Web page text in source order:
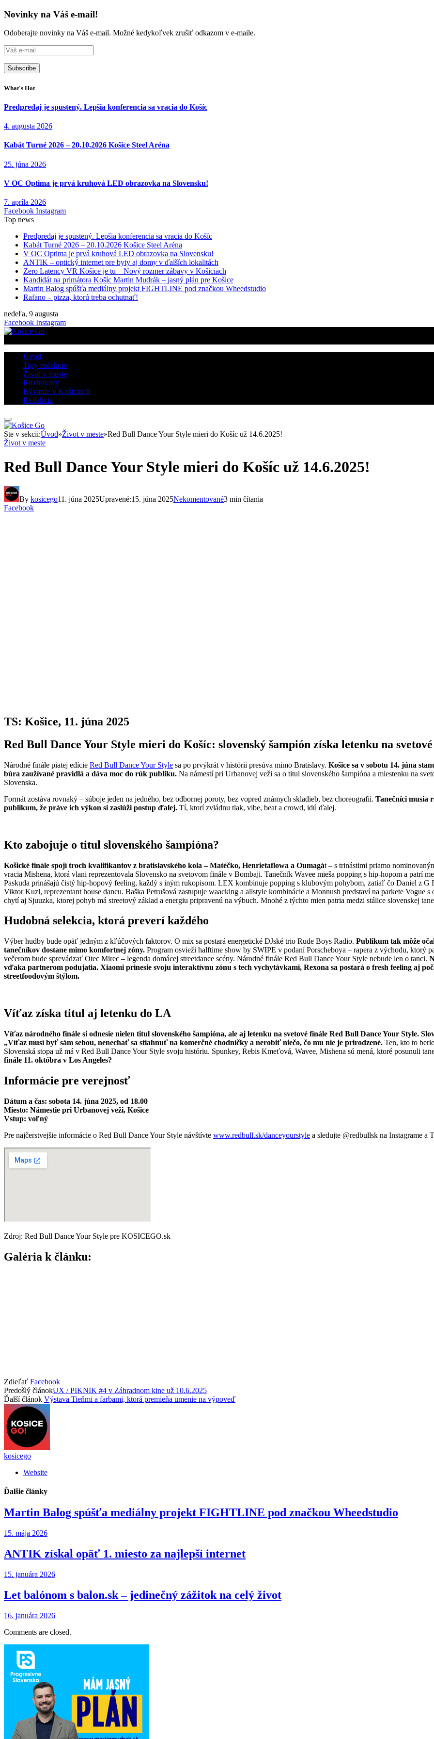
Novinky na Váš e-mail!
Odoberajte novinky na Váš e-mail. Možné kedykoľvek zrušiť odkazom v e-maile.
What's Hot
Predpredaj je spustený. Lepšia konferencia sa vracia do Košíc
4. augusta 2026
Kabát Turné 2026 – 20.10.2026 Košice Steel Aréna
25. júna 2026
V OC Optima je prvá kruhová LED obrazovka na Slovensku!
7. apríla 2026
Facebook Instagram
Top news
Predpredaj je spustený. Lepšia konferencia sa vracia do Košíc
Kabát Turné 2026 – 20.10.2026 Košice Steel Aréna
V OC Optima je prvá kruhová LED obrazovka na Slovensku!
ANTIK – optický internet pre byty aj domy v ďalších lokalitách
Zero Latency VR Košice je tu – Nový rozmer zábavy v Košiciach
Kandidát na primátora Košíc Martin Mudrák – jasný plán pre Košice
Martin Balog spúšťa mediálny projekt FIGHTLINE pod značkou Wheedstudio
Rafano – pizza, ktorú treba ochutnať!
nedeľa, 9 augusta
Facebook Instagram
Úvod
Tipy redakcie
Život v meste
Rozhovory
Bývanie v Košiciach
Redakcia
Ste v sekcii:Úvod»Život v meste»Red Bull Dance Your Style mieri do Košíc už 14.6.2025!
Život v meste
Red Bull Dance Your Style mieri do Košíc už 14.6.2025!
By kosicego11. júna 2025Upravené:15. júna 2025Nekomentované3 min čítania
Facebook
TS: Košice, 11. júna 2025
Red Bull Dance Your Style mieri do Košíc: slovenský šampión získa letenku na
Národné finále piatej edície Red Bull Dance Your Style sa po prvýkrát v histórii presúva mimo Bratislavy. Košice sa v sobotu 14. júna
búra zaužívané pravidlá a dáva moc do rúk publiku. Na námestí pri Urbanovej veži sa o titul slovenského šampióna a miestenku na
Slovenska.
Formát zostáva rovnaký – súboje jeden na jedného, bez odbornej poroty, bez vopred známych skladieb, bez choreografií. Tanečníci musia
publikum, že práve ich výkon si zaslúži postup ďalej. Tí, ktorí zvládnu tlak, vibe, beat a crowd, idú ďalej.
Kto zabojuje o titul slovenského šampióna?
Košické finále spojí troch kvalifikantov z bratislavského kola – Matéčko, Henrietaflowa a Oumagát – s trinástimi priamo
vracia Mishena, ktorá vlani reprezentovala Slovensko na svetovom finále v Bombaji. Tanečník Wavee mieša popping s hip-hopom a patrí
Paskuda prinášajú čistý hip-hopový feeling, každý s iným rukopisom. LEX kombinuje popping s klubovým pohybom, zatiaľ čo Daniel z
Viktor Kuzl, reprezentant house dancu. Baška Petrušová zastupuje waacking a allstyle kombinácie a Monnush predstaví na parkete Vogue
chytí aj Sjuuzka, ktorej pohyb má streetový základ a energiu pripravenú na výbuch. Mnohé z týchto mien patria medzi stálice slovenskej
Hudobná selekcia, ktorá preverí každého
Výber hudby bude opäť jedným z kľúčových faktorov. O mix sa postará energetické DJské trio Rude Boys Radio. Publikum tak môže
tanečníkov dostane mimo komfortnej zóny. Program osvieži halftime show by SWIPE v podaní Porscheboya – rapera z východu, ktorý
večerom bude sprevádzať Otec Mirec – legenda domácej streetdance scény. Národné finále Red Bull Dance Your Style nebude len o tanci.
vďaka partnerom podujatia. Xiaomi prinesie svoju interaktívnu zónu s tech vychytávkami, Rexona sa postará o fresh feeling aj
streetfoodovým štýlom.
Víťaz získa titul aj letenku do LA
Víťaz národného finále si odnesie nielen titul slovenského šampióna, ale aj letenku na svetové finále Red Bull Dance Your Style.
„Víťaz musí byť sám sebou, nenechať sa stiahnuť na komerčné chodníčky a nerobiť niečo, čo mu nie je prirodzené. Ten, kto to
Slovenská stopa už má v Red Bull Dance Your Style svoju históriu. Spunkey, Rebis Kmeťová, Wavee, Mishena sú mená, ktoré posunuli
finále 11. októbra v Los Angeles?
Informácie pre verejnosť
Dátum a čas: sobota 14. júna 2025, od 18.00
Miesto: Námestie pri Urbanovej veži, Košice
Vstup: voľný
Pre najčerstvejšie informácie o Red Bull Dance Your Style návštívte www.redbull.sk/danceyourstyle a sledujte @redbullsk na Instagrame a
Zdroj: Red Bull Dance Your Style pre KOSICEGO.sk
Galéria k článku:
Zdieľať Facebook
Predošlý článokUX / PIKNIK #4 v Záhradnom kine už 10.6.2025
Ďalší článok Výstava Tieňmi a farbami, ktorá premieňa umenie na výpoveď
kosicego
Website
Ďalšie články
Martin Balog spúšťa mediálny projekt FIGHTLINE pod značkou Wheedstudio
15. mája 2026
ANTIK získal opäť 1. miesto za najlepší internet
15. januára 2026
Let balónom s balon.sk – jedinečný zážitok na celý život
16. januára 2026
Comments are closed.